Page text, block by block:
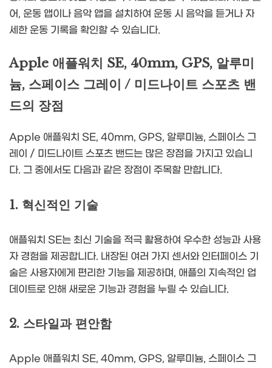
어, 운동 앱이나 음악 앱을 설치하여 운동 시 음악을 듣거나 자
세한 운동 기록을 확인할 수 있습니다.
Apple 애플워치 SE, 40mm, GPS, 알루미
늄, 스페이스 그레이 / 미드나이트 스포츠 밴
드의 장점
Apple 애플워치 SE, 40mm, GPS, 알루미늄, 스페이스 그
레이 / 미드나이트 스포츠 밴드는 많은 장점을 가지고 있습니
다. 그 중에서도 다음과 같은 장점이 주목할 만합니다.
1. 혁신적인 기술
애플워치 SE는 최신 기술을 적극 활용하여 우수한 성능과 사용
자 경험을 제공합니다. 내장된 여러 가지 센서와 인터페이스 기
술은 사용자에게 편리한 기능을 제공하며, 애플의 지속적인 업
데이트로 인해 새로운 기능과 경험을 누릴 수 있습니다.
2. 스타일과 편안함
Apple 애플워치 SE, 40mm, GPS, 알루미늄, 스페이스 그